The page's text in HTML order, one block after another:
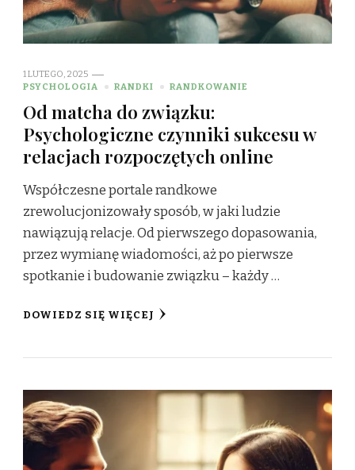
1 LUTEGO, 2025
PSYCHOLOGIA
RANDKI RANDKOWANIE
Od matcha do związku:
Psychologiczne czynniki sukcesu w
relacjach rozpoczętych online
Współczesne portale randkowe
zrewolucjonizowały sposób, w jaki ludzie
nawiązują relacje. Od pierwszego dopasowania,
przez wymianę wiadomości, aż po pierwsze
spotkanie i budowanie związku – każdy …
DOWIEDZ SIĘ WIĘCEJ